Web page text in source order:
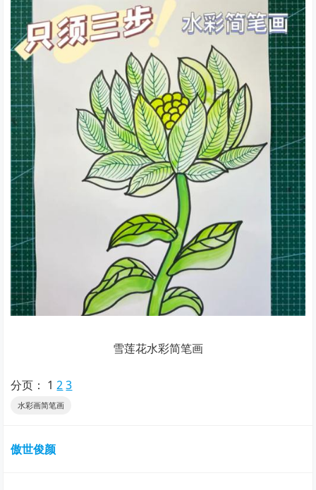
雪莲花水彩简笔画
分页： 1 2 3
水彩画简笔画
傲世俊颜